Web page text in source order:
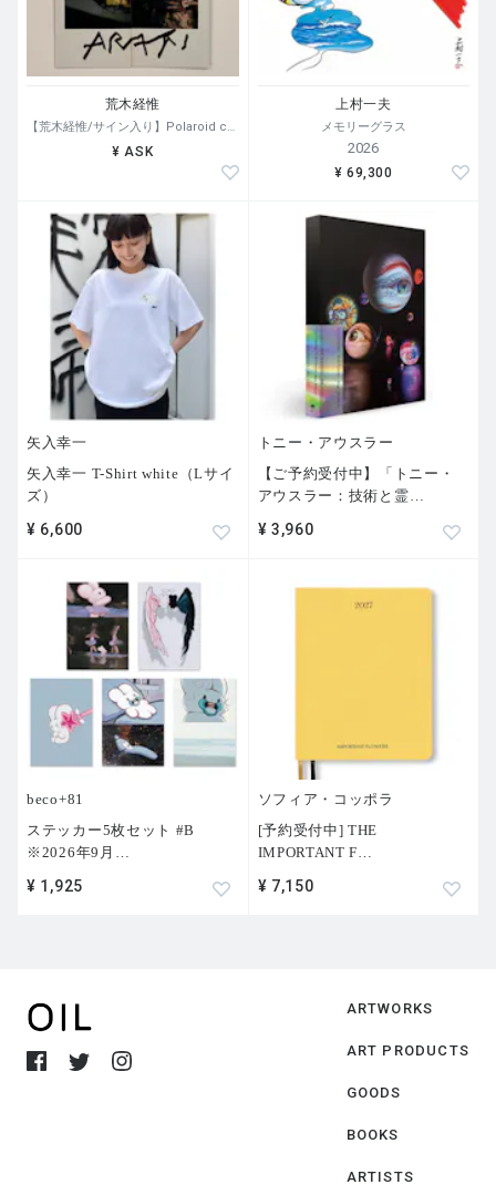
荒木経惟
【荒木経惟/サイン入り】Polaroid collage
¥ ASK
上村一夫
メモリーグラス
2026
¥ 69,300
矢入幸一
矢入幸一 T-Shirt white（Lサイ
ズ）
¥ 6,600
トニー・アウスラー
【ご予約受付中】「トニー・
アウスラー：技術と霊
¥ 3,960
beco+81
ステッカー5枚セット #B
※2026年9月 …
¥ 1,925
ソフィア・コッポラ
[予約受付中] THE
IMPORTANT F…
¥ 7,150
ARTWORKS
ART PRODUCTS
GOODS
BOOKS
ARTISTS